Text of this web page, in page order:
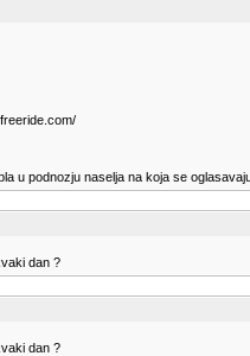
u podnozju naselja na koja se
dan ?
dan ?